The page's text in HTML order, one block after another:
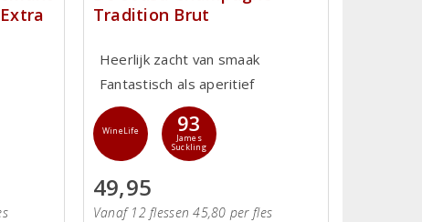
Tradition Brut
Heerlijk zacht van smaak
Fantastisch als aperitief
WineLife 93
James
Suckling
49,95
Vanaf 12 flessen 45,80 per fles